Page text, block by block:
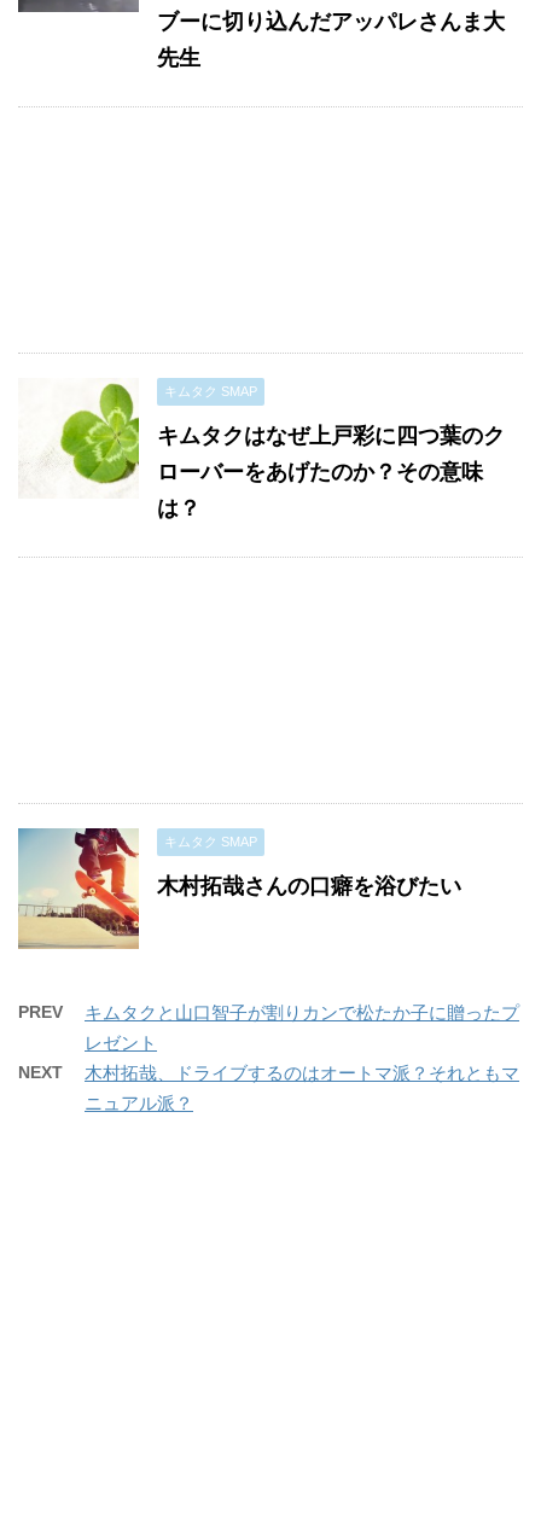
ブーに切り込んだアッパレさんま大
先生
キムタク SMAP
キムタクはなぜ上戸彩に四つ葉のク
ローバーをあげたのか？その意味
は？
キムタク SMAP
木村拓哉さんの口癖を浴びたい
PREV
キムタクと山口智子が割りカンで松たか子に贈ったプ
レゼント
NEXT
木村拓哉、ドライブするのはオートマ派？それともマ
ニュアル派？